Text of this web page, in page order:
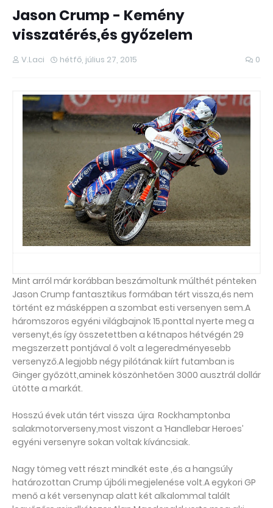
Jason Crump - Kemény
visszatérés,és győzelem
V.Laci hétfő, július 27, 2015 0
Mint arról már korábban beszámoltunk múlthét pénteken
Jason Crump fantasztikus formában tért vissza,és nem
történt ez másképpen a szombat esti versenyen sem.A
háromszoros egyéni világbajnok 15.ponttal nyerte meg a
versenyt,és így összetettben a kétnapos hétvégén 29
megszerzett pontjával ő volt a legeredményesebb
versenyző.A legjobb négy pilótának kiírt futamban is
Ginger győzött,aminek köszönhetően 3000 ausztrál dollár
ütötte a markát.
Hosszú évek után tért vissza újra Rockhamptonba
salakmotorverseny,most viszont a ‘Handlebar Heroes’
egyéni versenyre sokan voltak kíváncsiak.
Nagy tömeg vett részt mindkét este ,és a hangsúly
határozottan Crump újbóli megjelenése volt.A egykori GP
menő a két versenynap alatt két alkalommal talált